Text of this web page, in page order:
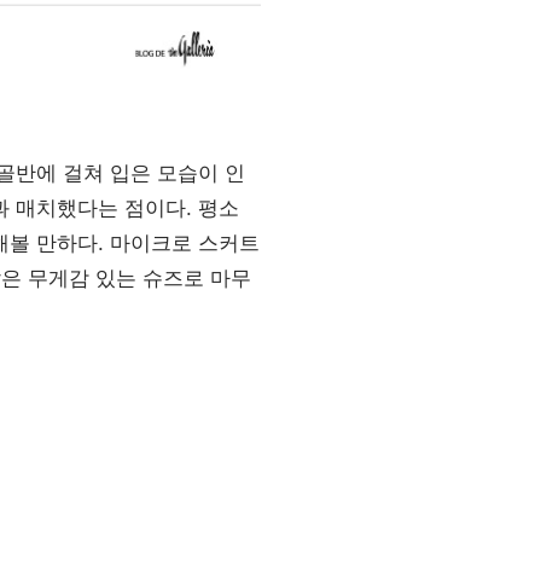
반에 걸쳐 입은 모습이 인
매치했다는 점이다. 평소
만하다. 마이크로 스커트
무게감 있는 슈즈로 마무